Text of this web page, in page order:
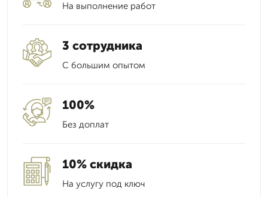
На выполнение работ
3 сотрудника
С большим опытом
100%
Без доплат
10% скидка
На услугу под ключ